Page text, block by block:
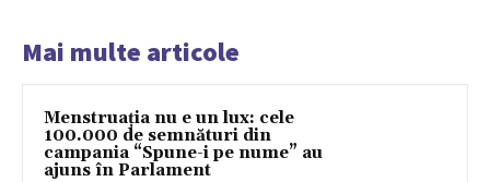
Mai multe articole
Menstruația nu e un lux: cele
100.000 de semnături din
campania “Spune-i pe nume” au
ajuns în Parlament